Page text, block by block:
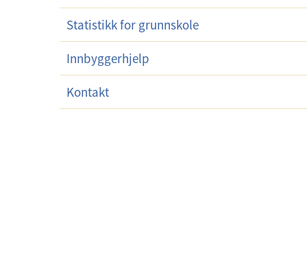
Statistikk for grunnskole
Innbyggerhjelp
Kontakt